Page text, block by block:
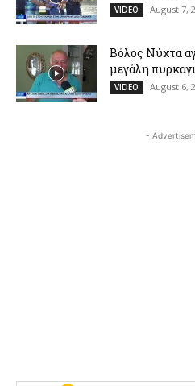
VIDEO August 7,
Βόλος Νύχτα
μεγάλη
VIDEO August 6,
-